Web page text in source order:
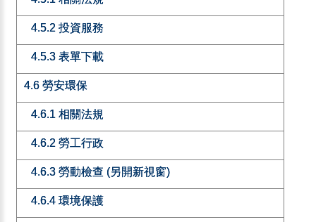
4.5.2 投資服務
4.5.3 表單下載
4.6 勞安環保
4.6.1 相關法規
4.6.2 勞工行政
4.6.3 勞動檢查 (另開新視窗)
4.6.4 環境保護